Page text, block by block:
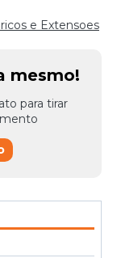
e Extensoes
mesmo!
para tirar